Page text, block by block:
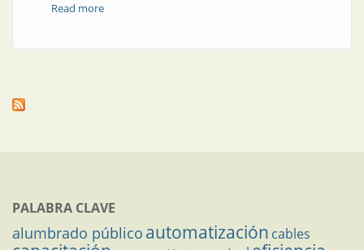
Read moreabout Sistema HMI/SCADA
PALABRA CLAVE
alumbrado público automatización cables